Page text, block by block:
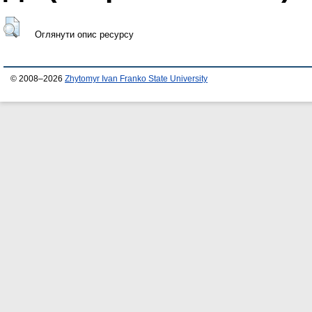
Оглянути опис ресурсу
© 2008–2026 Zhytomyr Ivan Franko State University